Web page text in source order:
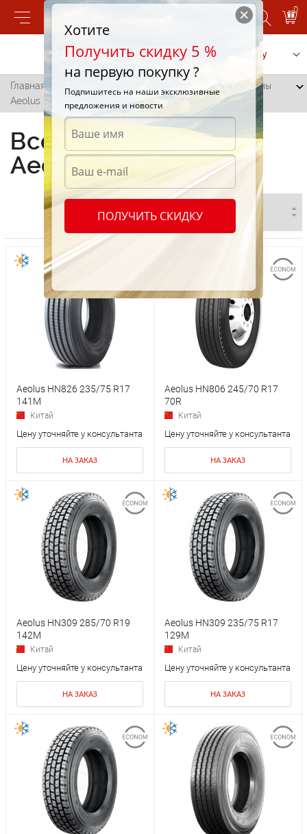
0
Позвонить Заказать услугу
Главная /
Всесезонные шины
Aeolus в Каинарах
Всесезонные шины
Aeolus в Каинарах
Aeolus HN826 235/75 R17
141M
Китай
Цену уточняйте у консультанта
НА ЗАКАЗ
Aeolus HN806 245/70 R17
70R
Китай
Цену уточняйте у консультанта
НА ЗАКАЗ
Aeolus HN309 285/70 R19
142M
Китай
Цену уточняйте у консультанта
НА ЗАКАЗ
Aeolus HN309 235/75 R17
129M
Китай
Цену уточняйте у консультанта
НА ЗАКАЗ
Хотите
Получить скидку 5 %
на первую покупку ?
Подпишитесь на наши эксклюзивные
предложения и новости
ПОЛУЧИТЬ СКИДКУ